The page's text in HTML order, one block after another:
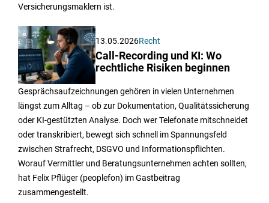
Versicherungsmaklern ist.
13.05.2026Recht
Call-Recording und KI: Wo
rechtliche Risiken beginnen
Gesprächsaufzeichnungen gehören in vielen Unternehmen
längst zum Alltag – ob zur Dokumentation, Qualitätssicherung
oder KI-gestützten Analyse. Doch wer Telefonate mitschneidet
oder transkribiert, bewegt sich schnell im Spannungsfeld
zwischen Strafrecht, DSGVO und Informationspflichten.
Worauf Vermittler und Beratungsunternehmen achten sollten,
hat Felix Pflüger (peoplefon) im Gastbeitrag
zusammengestellt.